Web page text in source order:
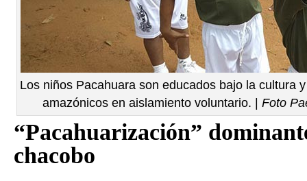
Los niños Pacahuara son educados bajo la cultura
amazónicos en aislamiento voluntario. | Foto
“Pacahuarización”
chacobo